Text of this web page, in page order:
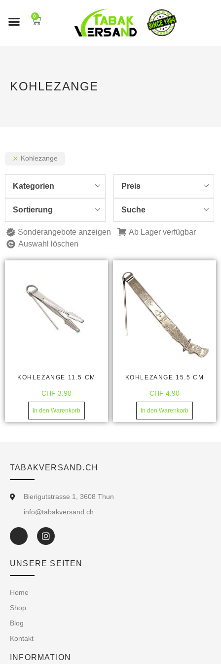
0
KOHLEZANGE
Kohlezange
Kategorien Preis
Sortierung Suche
Sonderangebote anzeigen
Ab Lager verfügbar
Auswahl löschen
KOHLEZANGE 11.5 CM
CHF 3.90
In den Warenkorb
KOHLEZANGE 15.5 CM
CHF 4.90
In den Warenkorb
TABAKVERSAND.CH
Bierigutstrasse 1, 3608 Thun
info@tabakversand.ch
UNSERE SEITEN
Home
Shop
Blog
Kontakt
INFORMATION